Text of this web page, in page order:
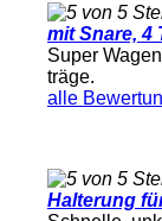
mit Snare, 4
Super
träge.
alle
Halterung